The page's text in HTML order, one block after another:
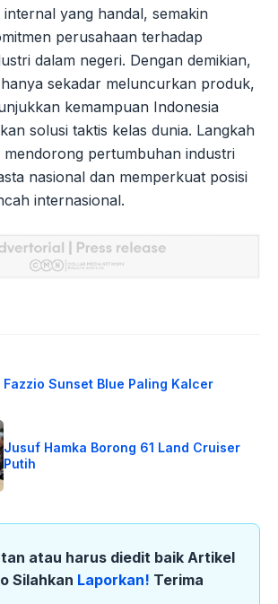
yang handal, semakin
perusahaan terhadap
dalam negeri. Dengan demikian,
sekadar meluncurkan produk,
kemampuan Indonesia
solusi taktis kelas dunia. Langkah
mendorong pertumbuhan industri
nasional dan memperkuat posisi
internasional.
Fazzio Sunset Blue Paling Kalcer
Jusuf Hamka Borong 61 Land Cruiser
Putih
atau harus diedit baik Artikel
Silahkan Laporkan! Terima